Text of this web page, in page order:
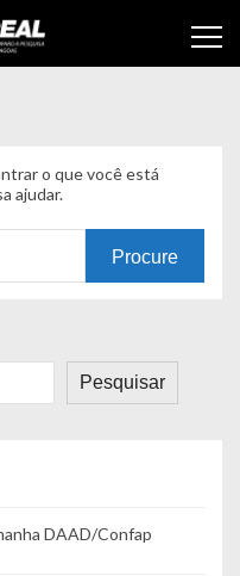
o que você está
ajudar.
Pesquisar
DAAD/Confap